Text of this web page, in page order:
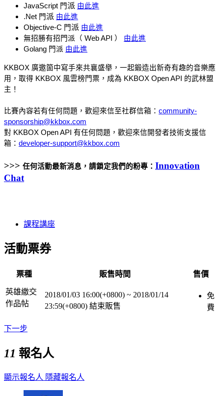
JavaScript 門派 由此進
.Net 門派 由此進
Objective-C 門派 由此進
無招勝有招門派（ Web API ） 由此進
Golang 門派 由此進
KKBOX 廣邀箇中寫手來共襄盛舉，一起鍛造出新奇有趣的音樂應
用，取得 KKBOX 風雲榜門票，成為 KKBOX Open API 的武林盟
主！
比賽內容若有任何問題，歡迎來信至社群信箱： community-
sponsorship@kkbox.com
對 KKBOX Open API 有任何問題，歡迎來信開發者技術支援信
箱： developer-support@kkbox.com
>>> 任何活動最新消息，請鎖定我們的粉專： Innovation
Chat
課程講座
活動票券
票種 販售時間 售價
英雄繳交
作品帖
2018/01/03 16:00(+0800) ~ 2018/01/14
23:59(+0800) 結束販售
免
費
下一步
11 報名人
顯示報名人 隱藏報名人